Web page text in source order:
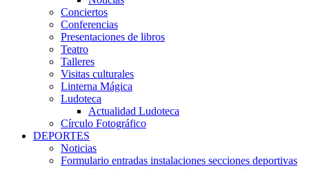
Conciertos
Conferencias
Presentaciones de libros
Teatro
Talleres
Visitas culturales
Linterna Mágica
Ludoteca
Actualidad Ludoteca
Círculo Fotográfico
DEPORTES
Noticias
Formulario entradas instalaciones secciones deportivas